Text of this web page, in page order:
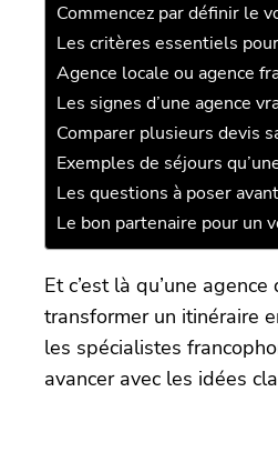
Commencez par définir le
Les critères essentiels
Agence locale ou agence
Les signes d’une agence
Comparer plusieurs devis
Exemples de séjours
Les questions à poser
Le bon partenaire pour un
Et c’est là qu’une
transformer un itinéraire
les spécialistes
avancer avec les idées